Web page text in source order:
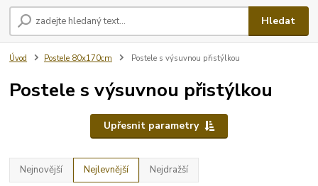
Hledat
Úvod Postele 80x170cm Postele s výsuvnou přistýlkou
Postele s výsuvnou přistýlkou
Upřesnit parametry
Nejnovější Nejlevnější Nejdražší